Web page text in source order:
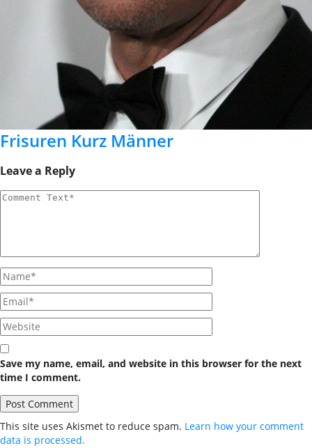
Frisuren Kurz Männer
Leave a Reply
Save my name, email, and website in this browser for the next
time I comment.
This site uses Akismet to reduce spam. Learn how your comment
data is processed.